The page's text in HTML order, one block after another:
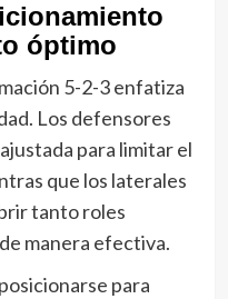
óptimo
5-2-3 enfatiza
Los defensores
para limitar el
que los laterales
tanto roles
manera efectiva.
para